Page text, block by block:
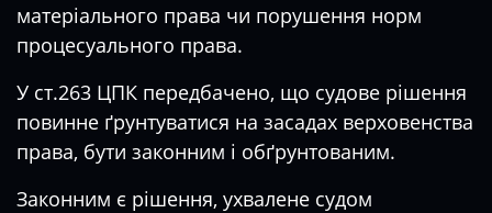
матеріального права чи порушення норм
процесуального права.
У ст.263 ЦПК передбачено, що судове рішення
повинне ґрунтуватися на засадах верховенства
права, бути законним і обґрунтованим.
Законним є рішення, ухвалене судом